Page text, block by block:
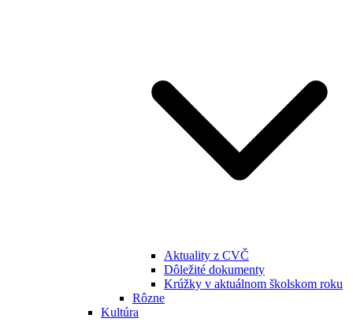
Aktuality z CVČ
Dôležité dokumenty
Krúžky v aktuálnom školskom roku
Rôzne
Kultúra